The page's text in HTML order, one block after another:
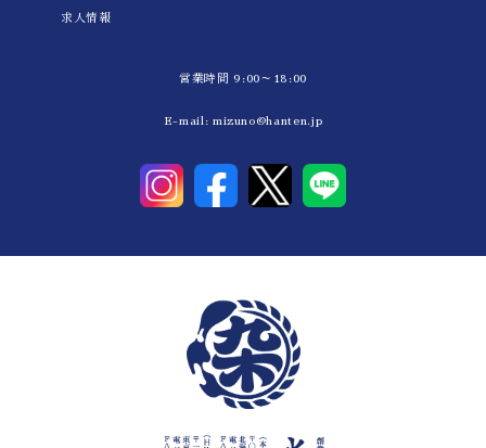
求人情報
営業時間 9:00～18:00
E-mail: mizuno@hanten.jp